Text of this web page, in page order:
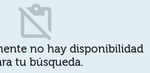
content_paste_off
no hay disponibilidad
tu búsqueda.